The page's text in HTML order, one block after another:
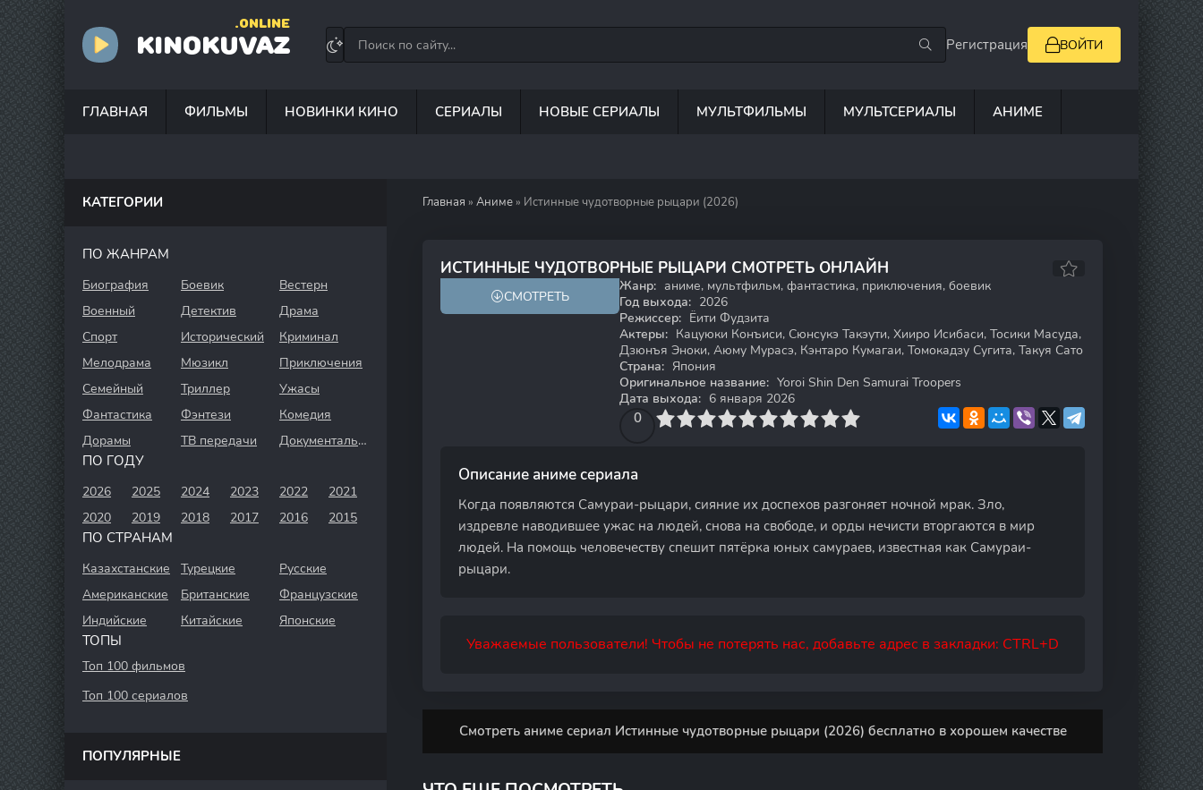
KINOKUVAZ
.ONLINE
Регистрация ВОЙТИ
ГЛАВНАЯ ФИЛЬМЫ НОВИНКИ КИНО СЕРИАЛЫ НОВЫЕ СЕРИАЛЫ МУЛЬТФИЛЬМЫ МУЛЬТСЕРИАЛЫ АНИМЕ
Главная » Аниме » Истинные чудотворные рыцари (2026)
ИСТИННЫЕ ЧУДОТВОРНЫЕ РЫЦАРИ СМОТРЕТЬ ОНЛАЙН
6.8
СМОТРЕТЬ
Жанр: аниме, мультфильм, фантастика, приключения, боевик
Год выхода: 2026
Режиссер: Ёити Фудзита
Актеры: Кацуюки Конъиси, Сюнсукэ Такэути, Хииро Исибаси, Тосики Масуда,
Дзюнъя Эноки, Аюму Мурасэ, Кэнтаро Кумагаи, Томокадзу Сугита, Такуя Сато
Страна: Япония
Оригинальное название: Yoroi Shin Den Samurai Troopers
Дата выхода: 6 января 2026
0
4 6 7 8 9 10
Описание аниме сериала
Когда появляются Самураи-рыцари, сияние их доспехов разгоняет ночной мрак. Зло,
издревле наводившее ужас на людей, снова на свободе, и орды нечисти вторгаются в мир
людей. На помощь человечеству спешит пятёрка юных самураев, известная как Самураи-
рыцари.
Уважаемые пользователи! Чтобы не потерять нас, добавьте адрес в закладки: CTRL+D
Смотреть аниме сериал Истинные чудотворные рыцари (2026) бесплатно в хорошем качестве
КАТЕГОРИИ
ПО ЖАНРАМ
Биография Боевик
Вестерн
Военный
Детектив
Драма
Спорт
Исторический
Криминал
Мелодрама
Мюзикл
Приключения
Семейный
Триллер
Ужасы
Фантастика
Фэнтези
Комедия
Дорамы
ТВ передачи Документальный
ПО ГОДУ
2026 2025 2024 2023 2022
2021
2020
2019 2018 2017 2016 2015
ПО СТРАНАМ
Казахстанские Турецкие
Русские
Американские
Британские
Французские
Индийские
Китайские Японские
ТОПЫ
Топ 100 фильмов
Топ 100 сериалов
ПОПУЛЯРНЫЕ